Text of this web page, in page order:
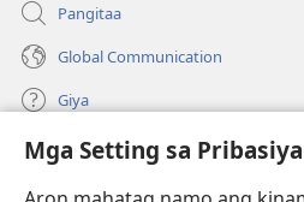
Mga Setting sa Pribasiya
Pangitaa
Global Communication
Giya
Donasyon
(mo-
open